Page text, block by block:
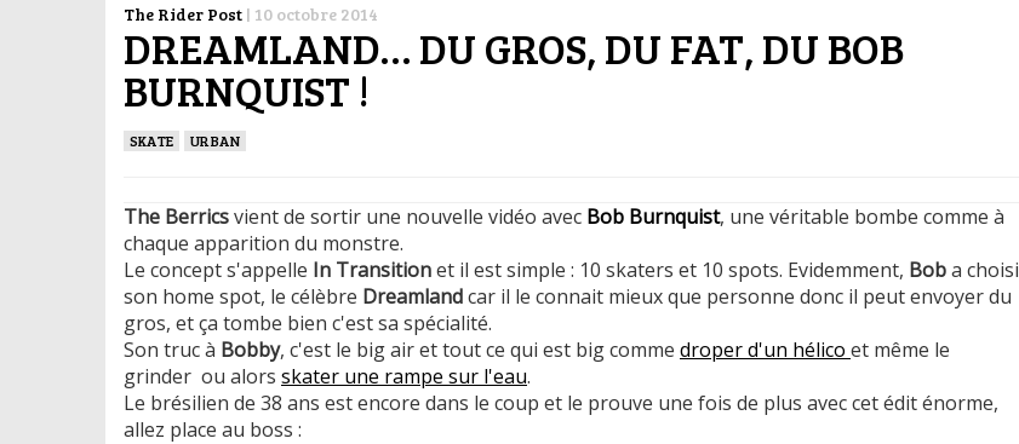
The Rider Post | 10 octobre 2014
DREAMLAND… DU GROS, DU FAT, DU BOB
BURNQUIST !
SKATE URBAN
The Berricsvient de sortir une nouvelle vidéo avec Bob Burnquist, une véritable bombe comme à
chaque apparition du monstre.
Le concept s'appelle In Transitionet il est simple : 10 skaters et 10 spots. Evidemment, Boba choisi
son home spot, le célèbre Dreamlandcar il le connait mieux que personne donc il peut envoyer du
gros, et ça tombe bien c'est sa spécialité.
Son truc à Bobby, c'est le big air et tout ce qui est big comme droper d'un hélico et même le
grinder ou alors skater une rampe sur l'eau. ​
Le brésilien de 38 ans est encore dans le coup et le prouve une fois de plus avec cet édit énorme,
allez place au boss :